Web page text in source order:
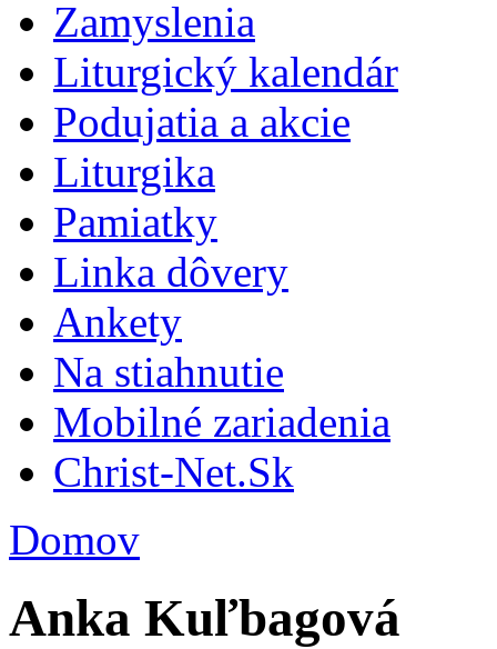
Zamyslenia
Liturgický kalendár
Podujatia a akcie
Liturgika
Pamiatky
Linka dôvery
Ankety
Na stiahnutie
Mobilné zariadenia
Christ-Net.Sk
Domov
Anka Kuľbagová